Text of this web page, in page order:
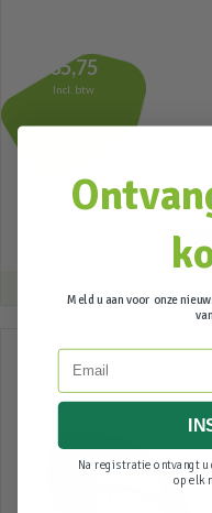
35,75
Incl. btw
Meld u aan voor onze
van
Email
Na registratie ontvangt
op elk